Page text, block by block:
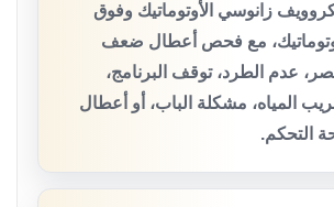
زانوسي الأوتوماتيك وفوق
مع فحص أعطال ضعف
عدم الطرد، توقف البرنامج،
المياه، مشكلة الباب، أو أعطال
التحكم.